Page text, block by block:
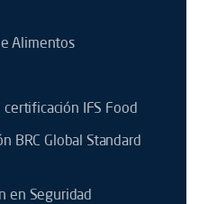
Alimentos
IFS Food
BRC Global Standard
en Seguridad